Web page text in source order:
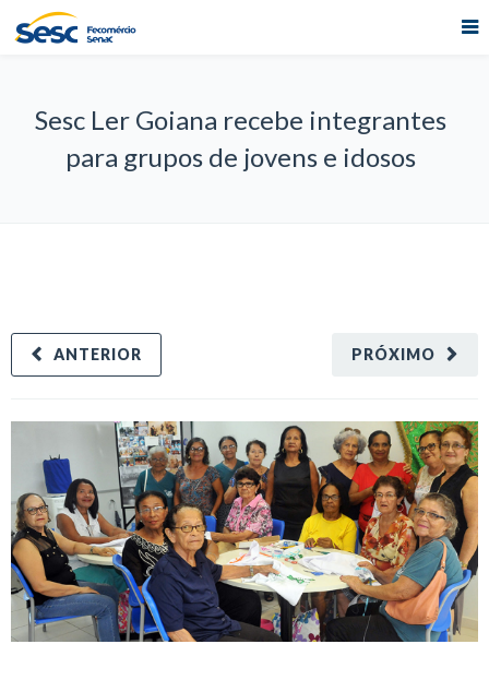
Sesc Ler Goiana recebe integrantes
para grupos de jovens e idosos
PRÓXIMO
ANTERIOR